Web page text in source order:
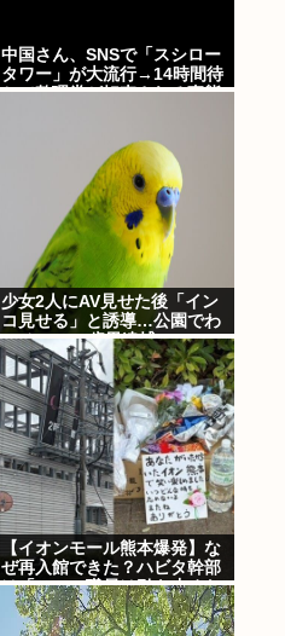
中国さん、SNSで「スシロー
タワー」が大流行→14時間待
ちで整理券が転売される事態
少女2人にAV見せた後「イン
コ見せる」と誘導…公園でわ
いせつ 75歳男逮捕
【イオンモール熊本爆発】な
ぜ再入館できた？ハビタ幹部
は「モール職員は引き止めな
かった」イオン「運用を徹底
できなかった可能性」